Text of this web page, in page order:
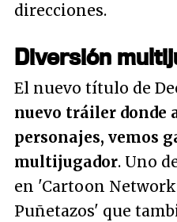
direcciones.
Diversión
El nuevo título de
nuevo tráiler donde
personajes, vemos
multijugador. Uno
en 'Cartoon
Puñetazos' que